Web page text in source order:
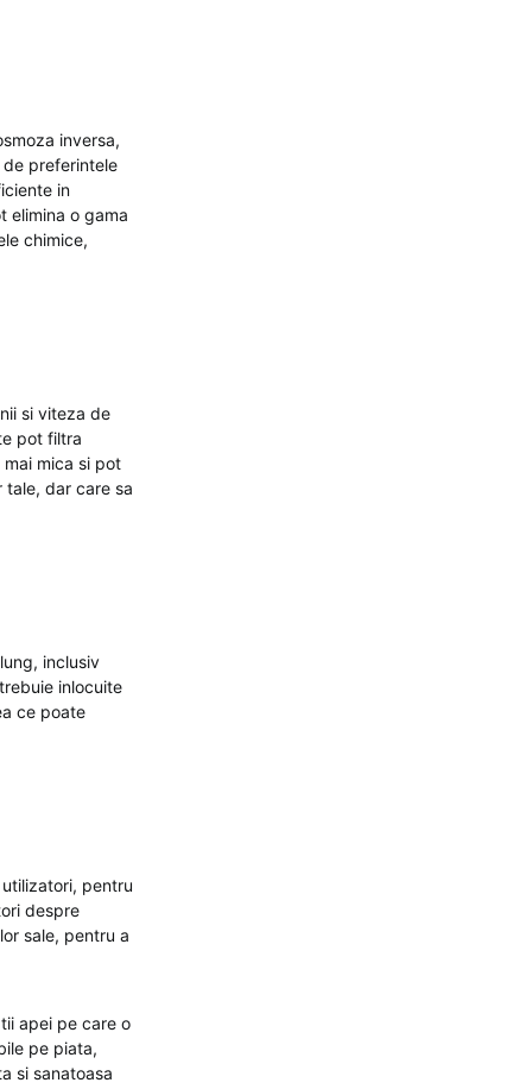
inversa,
preferintele
in
elimina o gama
chimice,
si viteza de
pot filtra
mica si pot
dar care sa
inclusiv
inlocuite
ce poate
pentru
despre
sale, pentru a
apei pe care o
pe piata,
si sanatoasa